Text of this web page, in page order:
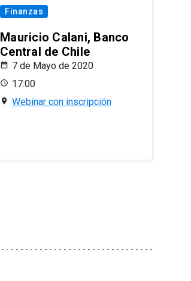
Finanzas
Mauricio Calani, Banco
Central de Chile
7 de Mayo de 2020
17:00
Webinar con inscripción